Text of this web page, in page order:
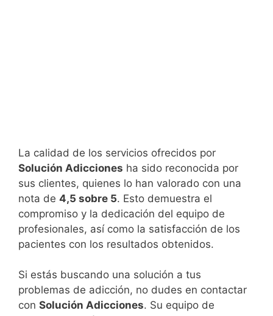
La calidad de los servicios ofrecidos por
Solución Adicciones ha sido reconocida por
sus clientes, quienes lo han valorado con una
nota de 4,5 sobre 5. Esto demuestra el
compromiso y la dedicación del equipo de
profesionales, así como la satisfacción de los
pacientes con los resultados obtenidos.
Si estás buscando una solución a tus
problemas de adicción, no dudes en contactar
con Solución Adicciones. Su equipo de